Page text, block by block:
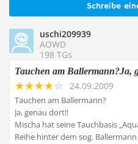
Schreibe
uschi209939
AOWD
198 TGs
Tauchen am Ballermann?Ja,
24.09.2009
Tauchen am Ballermann?
Ja, genau dort!!
Mischa hat seine Tauchbasis
Reihe hinter dem sog.